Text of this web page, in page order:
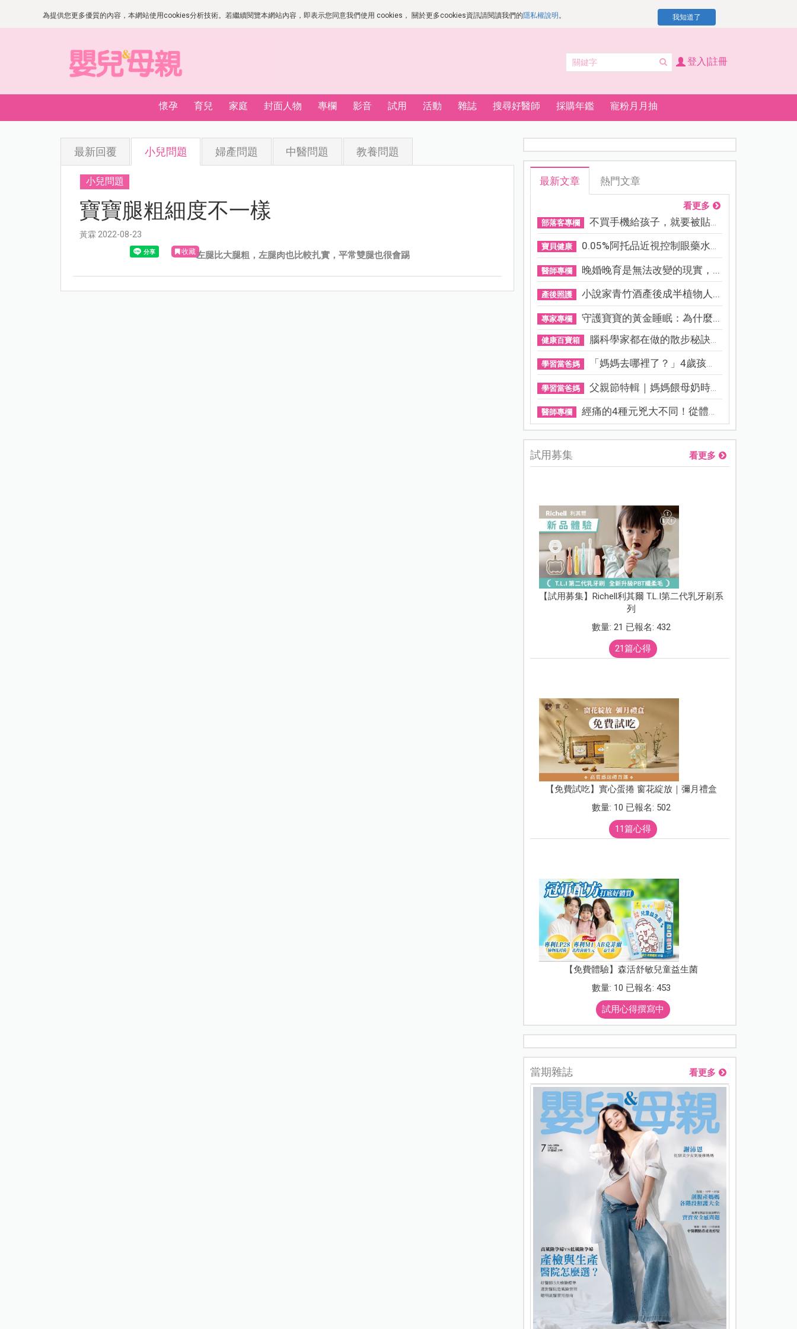
為提供您更多優質的內容，本網站使用cookies分析技術。若繼續閱覽本網站內容，即表示您同意我們使用 cookies， 關於更多cookies資訊請閱讀我們的隱私權說明 。 我知道了
登入|註冊
懷孕 育兒 家庭 封面人物 專欄 影音 試用 活動 雜誌 搜尋好醫師 採購年鑑 寵粉月月抽
最新回覆 小兒問題 婦產問題 中醫問題 教養問題
小兒問題
寶寶腿粗細度不一樣
黃霖 2022-08-23
收藏左腿比大腿粗，左腿肉也比較扎實，平常雙腿也很會踢
最新文章 熱門文章
看更多
部落客專欄 不買手機給孩子，就要被貼「...
寶貝健康 0.05%阿托品近視控制眼藥水納...
醫師專欄 晚婚晚育是無法改變的現實，...
產後照護 小說家青竹酒產後成半植物人...
專家專欄 守護寶寶的黃金睡眠：為什麼...
健康百寶箱 腦科學家都在做的散步秘訣！...
學習當爸媽 「媽媽去哪裡了？」4歲孩子還...
學習當爸媽 父親節特輯｜媽媽餵母奶時，...
醫師專欄 經痛的4種元兇大不同！從體質...
試用募集 看更多
【試用募集】Richell利其爾 T.L.I第二代乳牙刷系
列
數量: 21 已報名: 432
21篇心得
【免費試吃】實心蛋捲 窗花綻放｜彌月禮盒
數量: 10 已報名: 502
11篇心得
【免費體驗】森活舒敏兒童益生菌
數量: 10 已報名: 453
試用心得撰寫中
當期雜誌 看更多